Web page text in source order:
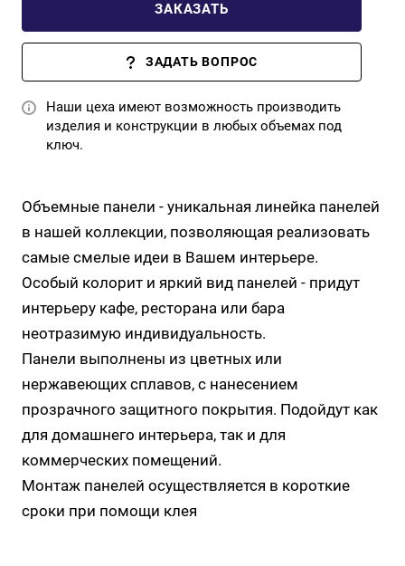
ЗАКАЗАТЬ
ЗАДАТЬ ВОПРОС
Наши цеха имеют возможность производить
изделия и конструкции в любых объемах под
ключ.
Объемные панели - уникальная линейка панелей
в нашей коллекции, позволяющая реализовать
самые смелые идеи в Вашем интерьере.
Особый колорит и яркий вид панелей - придут
интерьеру кафе, ресторана или бара
неотразимую индивидуальность.
Панели выполнены из цветных или
нержавеющих сплавов, с нанесением
прозрачного защитного покрытия. Подойдут как
для домашнего интерьера, так и для
коммерческих помещений.
Монтаж панелей осуществляется в короткие
сроки при помощи клея